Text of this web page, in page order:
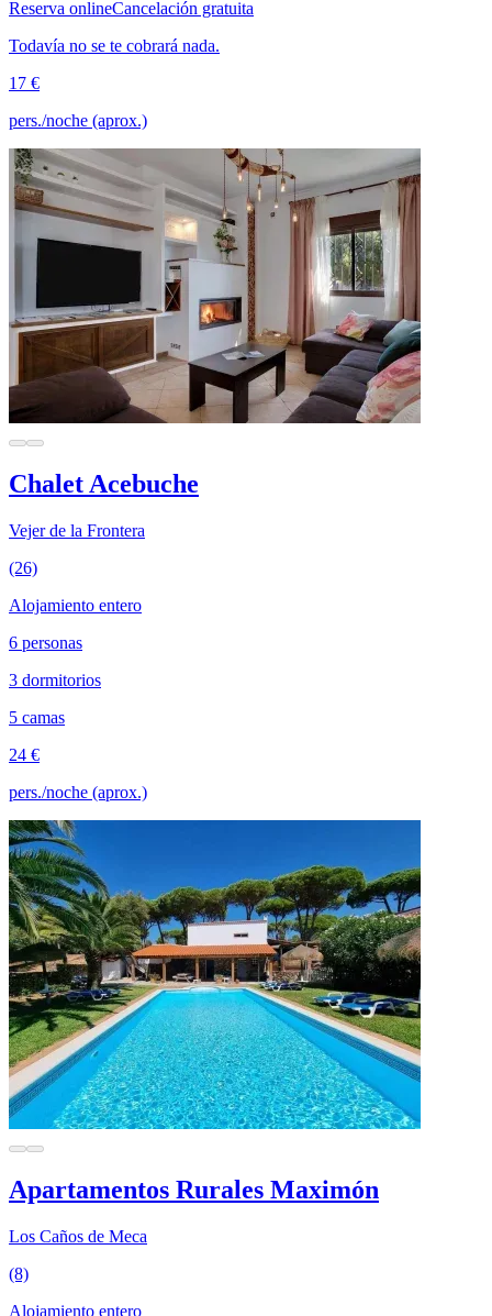
Reserva onlineCancelación gratuita
Todavía no se te cobrará nada.
17 €
pers./noche (aprox.)
Chalet Acebuche
Vejer de la Frontera
(26)
Alojamiento entero
6 personas
3 dormitorios
5 camas
24 €
pers./noche (aprox.)
Apartamentos Rurales Maximón
Los Caños de Meca
(8)
Alojamiento entero